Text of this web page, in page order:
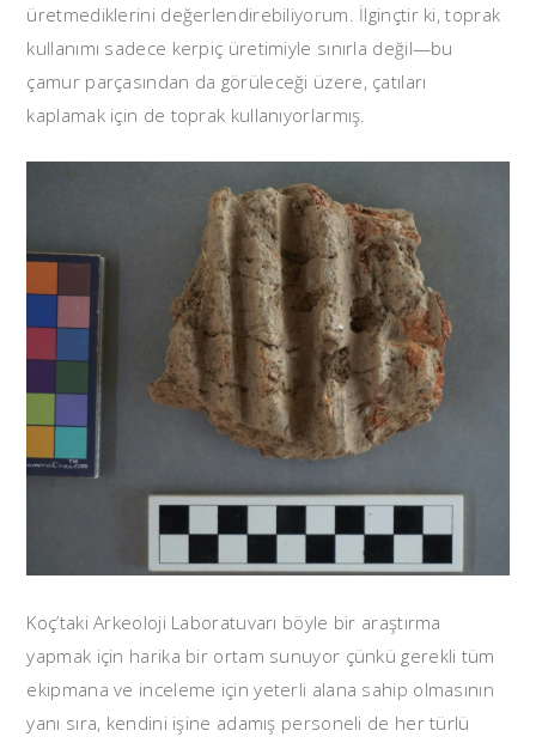
üretmediklerini değerlendirebiliyorum. İlginçtir ki, toprak
kullanımı sadece kerpiç üretimiyle sınırla değil—bu
çamur parçasından da görüleceği üzere, çatıları
kaplamak için de toprak kullanıyorlarmış.
Koç’taki Arkeoloji Laboratuvarı böyle bir araştırma
yapmak için harika bir ortam sunuyor çünkü gerekli tüm
ekipmana ve inceleme için yeterli alana sahip olmasının
yanı sıra, kendini işine adamış personeli de her türlü